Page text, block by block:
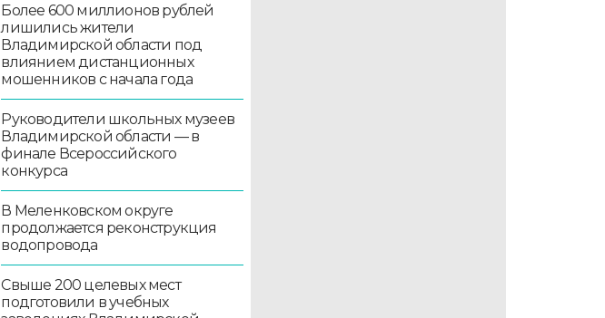
Более 600 миллионов рублей
лишились жители
Владимирской области под
влиянием дистанционных
мошенников с начала года
Руководители школьных музеев
Владимирской области — в
финале Всероссийского
конкурса
В Меленковском округе
продолжается реконструкция
водопровода
Свыше 200 целевых мест
подготовили в учебных